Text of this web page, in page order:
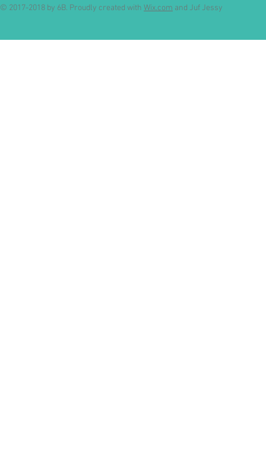
© 2017-2018 by 6B. Proudly created with Wix.com and Juf Jessy